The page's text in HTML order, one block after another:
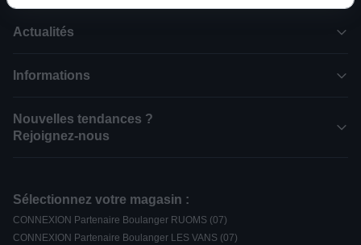
Actualités
Informations
Nouvelles tendances ?
Rejoignez-nous
Sélectionnez votre magasin :
CONNEXION Partenaire Boulanger RUOMS (07)
CONNEXION Partenaire Boulanger LES VANS (07)